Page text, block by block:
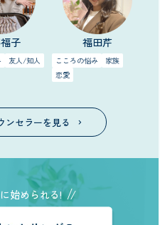
子
友人/知人
福田芹
こころの悩み
家族
恋愛
ンセラーを見る
始められる!